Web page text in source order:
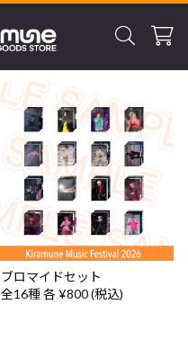
ブロマイドセット
全16種 各 ¥800 (税込)